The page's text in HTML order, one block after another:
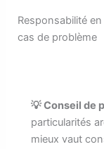
Responsabilité en
cas de problème
💡 Conseil de
particularités
mieux vaut